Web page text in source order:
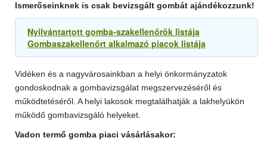
Ismerőseinknek is csak bevizsgált gombát ajándékozzunk!
Nyilvántartott gomba-szakellenőrök listája
Gombaszakellenőrt alkalmazó piacok listája
Vidéken és a nagyvárosainkban a helyi önkormányzatok
gondoskodnak a gombavizsgálat megszervezéséről és
működtetéséről. A helyi lakosok megtalálhatják a lakhelyükön
működő gombavizsgáló helyeket.
Vadon termő gomba piaci vásárlásakor: